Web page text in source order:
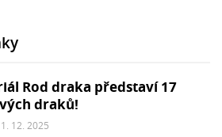
Rod draka představí 17
draků!
12. 2025